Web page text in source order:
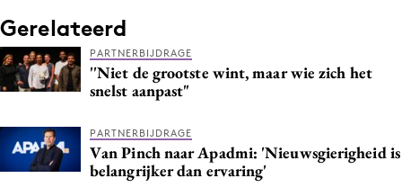
Gerelateerd
PARTNERBIJDRAGE
''Niet de grootste wint, maar wie zich het
snelst aanpast"
PARTNERBIJDRAGE
Van Pinch naar Apadmi: 'Nieuwsgierigheid is
belangrijker dan ervaring'